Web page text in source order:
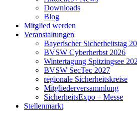
Downloads
Blog
Mitglied werden
Veranstaltungen
Bayerischer Sicherheitstag
BVSW Cyberherbst 2026
Wintertagung Spitzingsee
BVSW SecTec 2027
regionale Sicherheitskreise
Mitgliederversammlung
SicherheitsExpo – Messe
Stellenmarkt